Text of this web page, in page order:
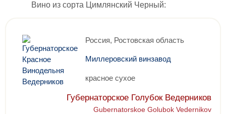
Вино из сорта Цимлянский Черный:
Россия, Ростовская область
Миллеровский винзавод
красное сухое
Губернаторское Голубок Ведерников
Gubernatorskoe Golubok Vedernikov